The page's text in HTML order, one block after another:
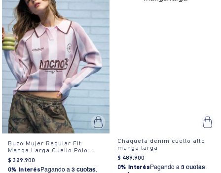
Buzo Mujer Regular Fit
Manga Larga Cuello Polo
Bordado
$ 329.900
0% Interés Pagando a 3 cuotas.
Chaqueta denim cuello alto
manga larga
$ 489.900
0% Interés Pagando a 3 cuotas.